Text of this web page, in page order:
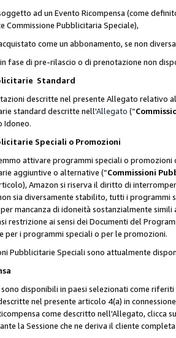
ad un Evento Ricompensa (come
Commissione Pubblicitaria Speciale),
come un abbonamento, se non
fase di pre-rilascio o di prenotazione non
Standard
descritte nel presente Allegato relativo
standard descritte nell'Allegato (“
Idoneo.
Speciali o Promozioni
attivare programmi speciali o
aggiuntive o alternative (“Commissioni
Amazon si riserva il diritto di
sia diversamente stabilito, tutti i
mancanza di idoneità sostanzialmente
restrizione ai sensi dei Documenti del
per i programmi speciali o per le promozioni.
Pubblicitarie Speciali sono attualmente
sono disponibili in paesi selezionati come
nel presente articolo 4(a) in
come descritto nell'Allegato, clicca
la Sessione che ne deriva il cliente